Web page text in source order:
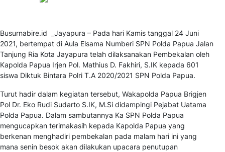
Busurnabire.id _Jayapura – Pada hari Kamis tanggal 24 Juni
2021, bertempat di Aula Elsama Numberi SPN Polda Papua Jalan
Tanjung Ria Kota Jayapura telah dilaksanakan Pembekalan oleh
Kapolda Papua Irjen Pol. Mathius D. Fakhiri, S.IK kepada 601
siswa Diktuk Bintara Polri T.A 2020/2021 SPN Polda Papua.
Turut hadir dalam kegiatan tersebut, Wakapolda Papua Brigjen
Pol Dr. Eko Rudi Sudarto S.IK, M.Si didampingi Pejabat Uatama
Polda Papua. Dalam sambutannya Ka SPN Polda Papua
mengucapkan terimakasih kepada Kapolda Papua yang
berkenan menghadiri pembekalan pada malam hari ini yang
mana senin besok akan dilakukan upacara penutupan